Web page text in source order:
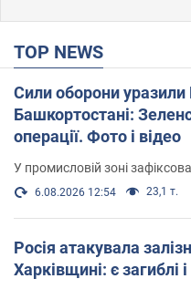
TOP NEWS
Сили оборони уразили
Башкортостані:
операції. Фото і відео
У промисловій зоні
6.08.2026 12:54 23,1 т.
Росія атакувала
Харківщині: є загиблі